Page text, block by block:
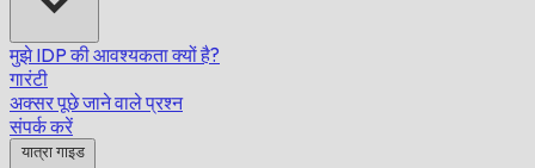
मुझे IDP की आवश्यकता क्यों है?
गारंटी
अक्सर पूछे जाने वाले प्रश्न
संपर्क करें
यात्रा गाइड